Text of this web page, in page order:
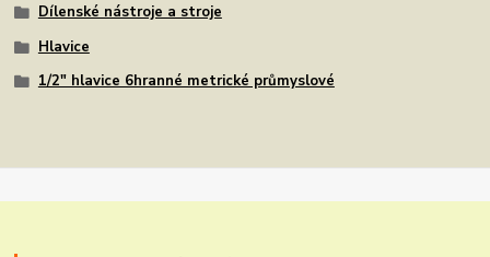
Dílenské nástroje a stroje
Hlavice
1/2" hlavice 6hranné metrické průmyslové